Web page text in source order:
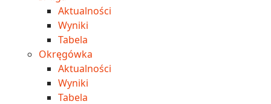
Aktualności
Wyniki
Tabela
Okręgówka
Aktualności
Wyniki
Tabela